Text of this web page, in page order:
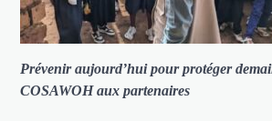
Prévenir aujourd’hui pour protéger
COSAWOH aux partenaires